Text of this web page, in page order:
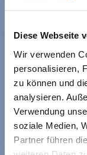
Diese Webseite
Wir verwenden
personalisieren,
zu können und
analysieren.
Verwendung
soziale Medien,
Partner führen